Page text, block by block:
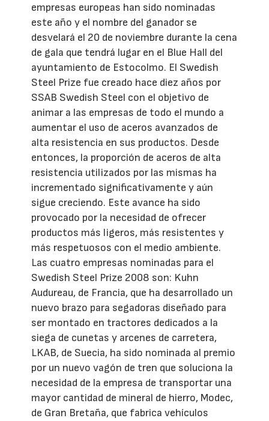
empresas europeas han sido nominadas
este año y el nombre del ganador se
desvelará el 20 de noviembre durante la cena
de gala que tendrá lugar en el Blue Hall del
ayuntamiento de Estocolmo. El Swedish
Steel Prize fue creado hace diez años por
SSAB Swedish Steel con el objetivo de
animar a las empresas de todo el mundo a
aumentar el uso de aceros avanzados de
alta resistencia en sus productos. Desde
entonces, la proporción de aceros de alta
resistencia utilizados por las mismas ha
incrementado significativamente y aún
sigue creciendo. Este avance ha sido
provocado por la necesidad de ofrecer
productos más ligeros, más resistentes y
más respetuosos con el medio ambiente.
Las cuatro empresas nominadas para el
Swedish Steel Prize 2008 son: Kuhn
Audureau, de Francia, que ha desarrollado un
nuevo brazo para segadoras diseñado para
ser montado en tractores dedicados a la
siega de cunetas y arcenes de carretera,
LKAB, de Suecia, ha sido nominada al premio
por un nuevo vagón de tren que soluciona la
necesidad de la empresa de transportar una
mayor cantidad de mineral de hierro, Modec,
de Gran Bretaña, que fabrica vehículos